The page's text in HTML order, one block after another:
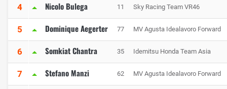
4 Nicolo Bulega 11 Sky Racing Team VR46
5 Dominique Aegerter 77 MV Agusta Idealavoro Forward
6 Somkiat Chantra 35 Idemitsu Honda Team Asia
7 Stefano Manzi 62 MV Agusta Idealavoro Forward